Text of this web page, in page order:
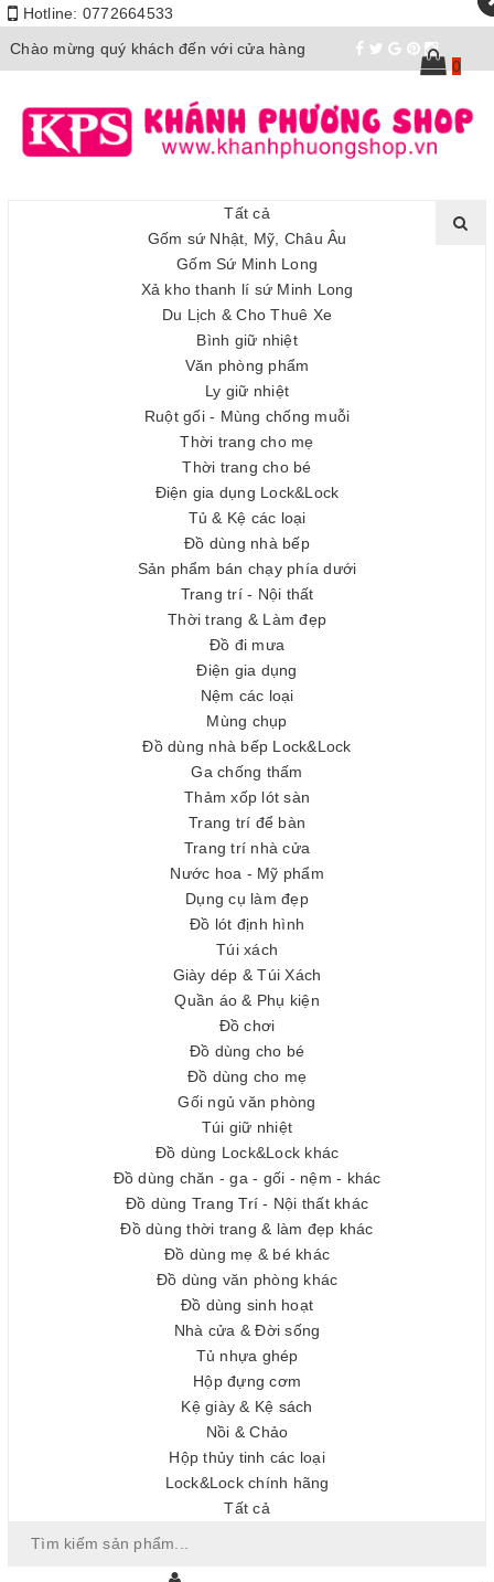
Hotline: 0772664533
Chào mừng quý khách đến với cửa hàng
Tất cả
Gốm sứ Nhật, Mỹ, Châu Âu
Gốm Sứ Minh Long
Xả kho thanh lí sứ Minh Long
Du Lịch & Cho Thuê Xe
Bình giữ nhiệt
Văn phòng phẩm
Ly giữ nhiệt
Ruột gối - Mùng chống muỗi
Thời trang cho mẹ
Thời trang cho bé
Điện gia dụng Lock&Lock
Tủ & Kệ các loại
Đồ dùng nhà bếp
Sản phẩm bán chạy phía dưới
Trang trí - Nội thất
Thời trang & Làm đẹp
Đồ đi mưa
Điện gia dụng
Nệm các loại
Mùng chụp
Đồ dùng nhà bếp Lock&Lock
Ga chống thấm
Thảm xốp lót sàn
Trang trí để bàn
Trang trí nhà cửa
Nước hoa - Mỹ phẩm
Dụng cụ làm đẹp
Đồ lót định hình
Túi xách
Giày dép & Túi Xách
Quần áo & Phụ kiện
Đồ chơi
Đồ dùng cho bé
Đồ dùng cho mẹ
Gối ngủ văn phòng
Túi giữ nhiệt
Đồ dùng Lock&Lock khác
Đồ dùng chăn - ga - gối - nệm - khác
Đồ dùng Trang Trí - Nội thất khác
Đồ dùng thời trang & làm đẹp khác
Đồ dùng mẹ & bé khác
Đồ dùng văn phòng khác
Đồ dùng sinh hoạt
Nhà cửa & Đời sống
Tủ nhựa ghép
Hộp đựng cơm
Kệ giày & Kệ sách
Nồi & Chảo
Hộp thủy tinh các loại
Lock&Lock chính hãng
Tất cả
0